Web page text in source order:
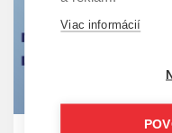
Viac informácií